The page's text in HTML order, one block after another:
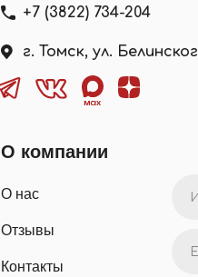
+7 (3822) 734-204
г. Томск, ул.
О компании
О нас
Отзывы
Контакты